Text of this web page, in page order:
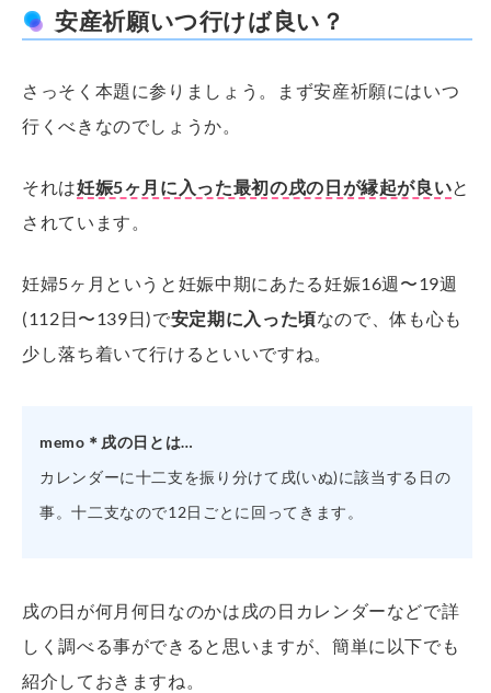
安産祈願いつ行けば良い？
さっそく本題に参りましょう。まず安産祈願にはいつ
行くべきなのでしょうか。
それは妊娠5ヶ月に入った最初の戌の日が縁起が良いと
されています。
妊婦5ヶ月というと妊娠中期にあたる妊娠16週〜19週
(112日〜139日)で安定期に入った頃なので、体も心も
少し落ち着いて行けるといいですね。
memo＊戌の日とは…
カレンダーに十二支を振り分けて戌(いぬ)に該当する日の
事。十二支なので12日ごとに回ってきます。
戌の日が何月何日なのかは戌の日カレンダーなどで詳
しく調べる事ができると思いますが、簡単に以下でも
紹介しておきますね。